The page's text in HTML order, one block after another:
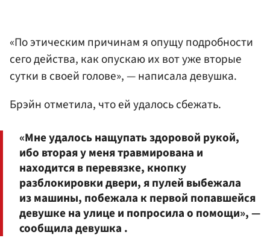
«По этическим причинам я опущу подробности
сего действа, как опускаю их вот уже вторые
сутки в своей голове», — написала девушка.
Брэйн отметила, что ей удалось сбежать.
«Мне удалось нащупать здоровой рукой,
ибо вторая у меня травмирована и
находится в перевязке, кнопку
разблокировки двери, я пулей выбежала
из машины, побежала к первой попавшейся
девушке на улице и попросила о помощи», —
сообщила девушка .